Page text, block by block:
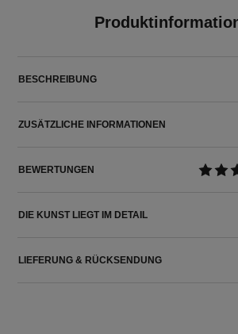
BESCHREIBUNG
ZUSÄTZLICHE INFORMATIONEN
BEWERTUNGEN
DIE KUNST LIEGT IM DETAIL
LIEFERUNG & RÜCKSENDUNG